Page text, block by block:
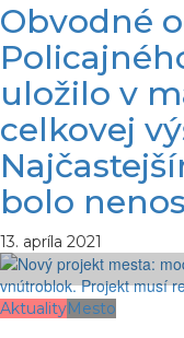
Obvodné
uložilo v
celkovej
bolo
13. apríla 2021
AktualityMesto